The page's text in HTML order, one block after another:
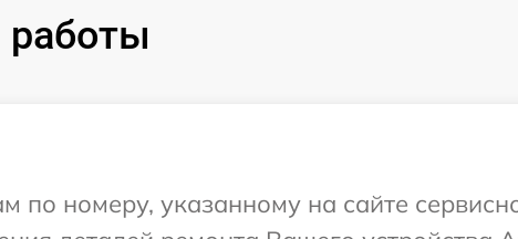
номеру, указанному на сайте